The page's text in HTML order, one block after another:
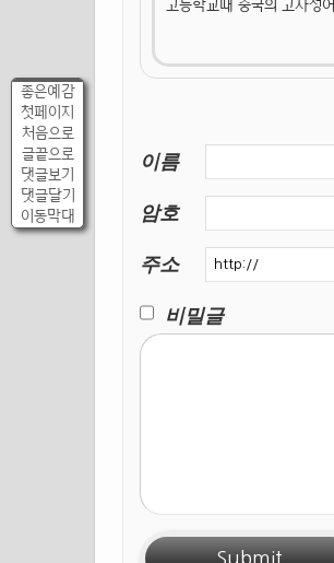
좋은예감
첫페이지
처음으로
글끝으로
댓글보기
댓글달기
이동막대
고등학교때 중국의 고사성
이름
암호
주소
비밀글